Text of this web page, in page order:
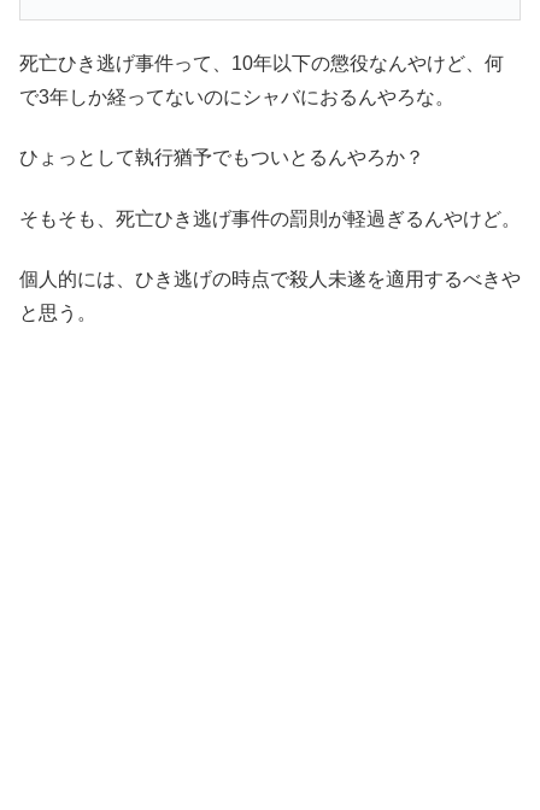
死亡ひき逃げ事件って、10年以下の懲役なんやけど、何
で3年しか経ってないのにシャバにおるんやろな。
ひょっとして執行猶予でもついとるんやろか？
そもそも、死亡ひき逃げ事件の罰則が軽過ぎるんやけど。
個人的には、ひき逃げの時点で殺人未遂を適用するべきや
と思う。